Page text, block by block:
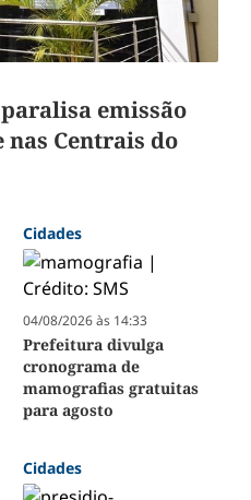
emissão
Centrais do
Cidades
04/08/2026 às 14:33
Prefeitura divulga
cronograma de
mamografias gratuitas
para agosto
Cidades